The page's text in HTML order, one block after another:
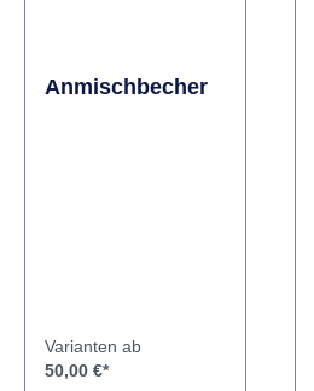
Anmischbecher
Varianten ab
50,00 €*